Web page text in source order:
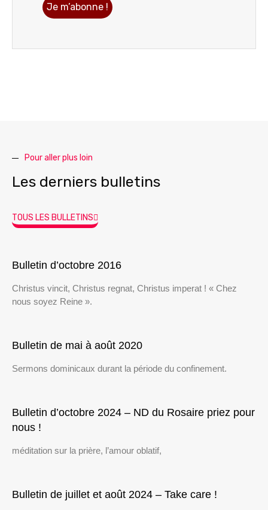
Pour aller plus loin
Les derniers bulletins
TOUS LES BULLETINS
Bulletin d’octobre 2016
Christus vincit, Christus regnat, Christus imperat ! « Chez
nous soyez Reine ».
Bulletin de mai à août 2020
Sermons dominicaux durant la période du confinement.
Bulletin d’octobre 2024 – ND du Rosaire priez pour
nous !
méditation sur la prière, l’amour oblatif,
Bulletin de juillet et août 2024 – Take care !